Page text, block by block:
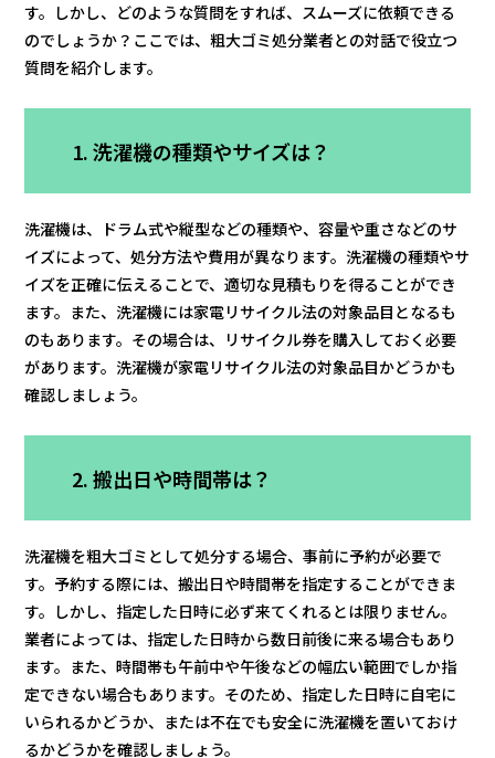
す。しかし、どのような質問をすれば、スムーズに依頼できる
のでしょうか？ここでは、粗大ゴミ処分業者との対話で役立つ
質問を紹介します。
1. 洗濯機の種類やサイズは？
洗濯機は、ドラム式や縦型などの種類や、容量や重さなどのサ
イズによって、処分方法や費用が異なります。洗濯機の種類やサ
イズを正確に伝えることで、適切な見積もりを得ることができ
ます。また、洗濯機には家電リサイクル法の対象品目となるも
のもあります。その場合は、リサイクル券を購入しておく必要
があります。洗濯機が家電リサイクル法の対象品目かどうかも
確認しましょう。
2. 搬出日や時間帯は？
洗濯機を粗大ゴミとして処分する場合、事前に予約が必要で
す。予約する際には、搬出日や時間帯を指定することができま
す。しかし、指定した日時に必ず来てくれるとは限りません。
業者によっては、指定した日時から数日前後に来る場合もあり
ます。また、時間帯も午前中や午後などの幅広い範囲でしか指
定できない場合もあります。そのため、指定した日時に自宅に
いられるかどうか、または不在でも安全に洗濯機を置いておけ
るかどうかを確認しましょう。